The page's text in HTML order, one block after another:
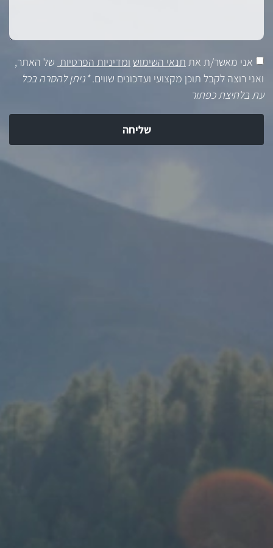
אני מאשר/ת את תנאי השימוש ומדיניות הפרטיות של האתר,
ואני רוצה לקבל תוכן מקצועי ועדכונים שווים.*ניתן להסרה בכל
עת בלחיצת כפתור
שליחה